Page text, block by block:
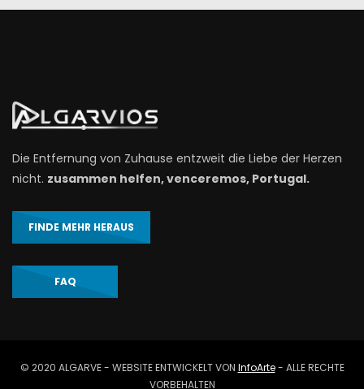
Die Entfernung von Zuhause entzweit die Liebe der Herzen
nicht. zusammen helfen, venceremos, Portugal.
FINDE MEHR HERAUS
FAQ
© 2020 ALGARVE - WEBSITE ENTWICKELT VON InfoArte- ALLE RECHTE
VORBEHALTEN